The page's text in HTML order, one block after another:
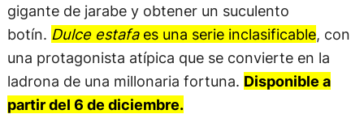
gigante de jarabe y obtener un suculento
botín. Dulce estafaes una serie inclasificable, con
una protagonista atípica que se convierte en la
ladrona de una millonaria fortuna. Disponible a
partir del 6 de diciembre.